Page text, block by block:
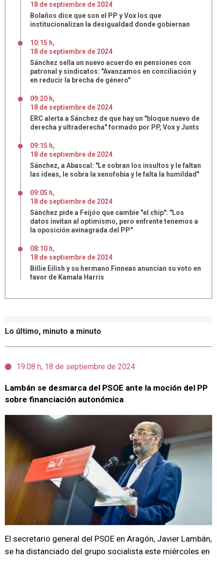
Lo último, minuto a minuto
19:08 h, 18 de septiembre de 2024
Lambán se desmarca del PSOE ante la moción del PP
sobre financiación autonómica
El secretario general del PSOE en Aragón, Javier Lambán,
se ha distanciado del grupo socialista este miércoles en
18 de septiembre de 2024
Bolaños dice que son el PP y Vox los que
institucionalizan la desigualdad donde gobiernan
10:15 h,
18 de septiembre de 2024
Sánchez sella un nuevo acuerdo en pensiones con
patronal y sindicatos: "Avanzamos en conciliación y
en reducir la brecha de género"
09:20 h,
18 de septiembre de 2024
ERC alerta a Sánchez de que hay un "bloque nuevo de
derecha y ultraderecha" formado por PP, Vox y Junts
09:15 h,
18 de septiembre de 2024
Sánchez, a Abascal: "Le sobran los insultos y le faltan
las ideas, le sobra la xenofobia y le falta la humildad"
09:05 h,
18 de septiembre de 2024
Sánchez pide a Feijóo que cambie "el chip": "Los
datos invitan al optimismo, pero enfrente tenemos a
la oposición avinagrada del PP"
08:10 h,
18 de septiembre de 2024
Billie Eilish y su hermano Finneas anuncian su voto en
favor de Kamala Harris